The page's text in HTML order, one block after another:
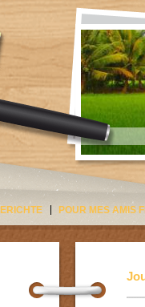
POUR MES AMIS